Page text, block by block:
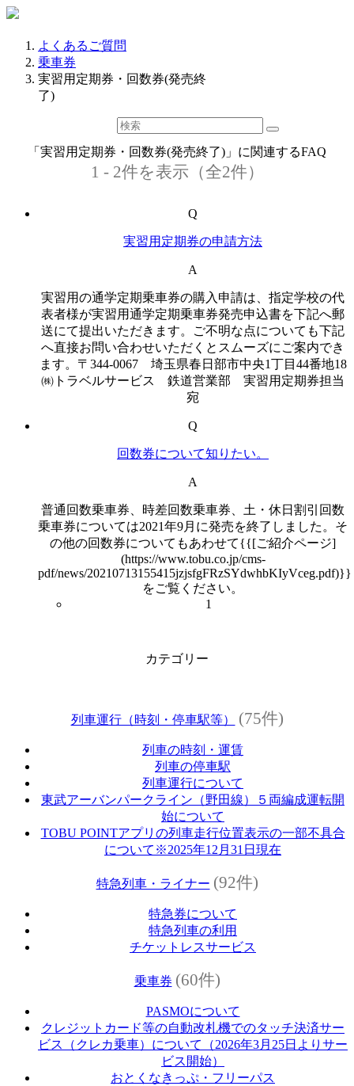
よくあるご質問
乗車券
実習用定期券・回数券(発売終
了)
「実習用定期券・回数券(発売終了)」に関連するFAQ
1 - 2件を表示（全2件）
Q
実習用定期券の申請方法
A
実習用の通学定期乗車券の購入申請は、指定学校の代
表者様が実習用通学定期乗車券発売申込書を下記へ郵
送にて提出いただきます。ご不明な点についても下記
へ直接お問い合わせいただくとスムーズにご案内でき
ます。〒344-0067 埼玉県春日部市中央1丁目44番地18
㈱トラベルサービス 鉄道営業部 実習用定期券担当
宛
Q
回数券について知りたい。
A
普通回数乗車券、時差回数乗車券、土・休日割引回数
乗車券については2021年9月に発売を終了しました。そ
の他の回数券についてもあわせて{{[ご紹介ページ]
(https://www.tobu.co.jp/cms-
pdf/news/20210713155415jzjsfgFRzSYdwhbKIyVceg.pdf)}}
をご覧ください。
1
カテゴリー
列車運行（時刻・停車駅等） (75件)
列車の時刻・運賃
列車の停車駅
列車運行について
東武アーバンパークライン（野田線）５両編成運転開
始について
TOBU POINTアプリの列車走行位置表示の一部不具合
について※2025年12月31日現在
特急列車・ライナー (92件)
特急券について
特急列車の利用
チケットレスサービス
乗車券 (60件)
PASMOについて
クレジットカード等の自動改札機でのタッチ決済サー
ビス（クレカ乗車）について（2026年3月25日よりサー
ビス開始）
おとくなきっぷ・フリーパス